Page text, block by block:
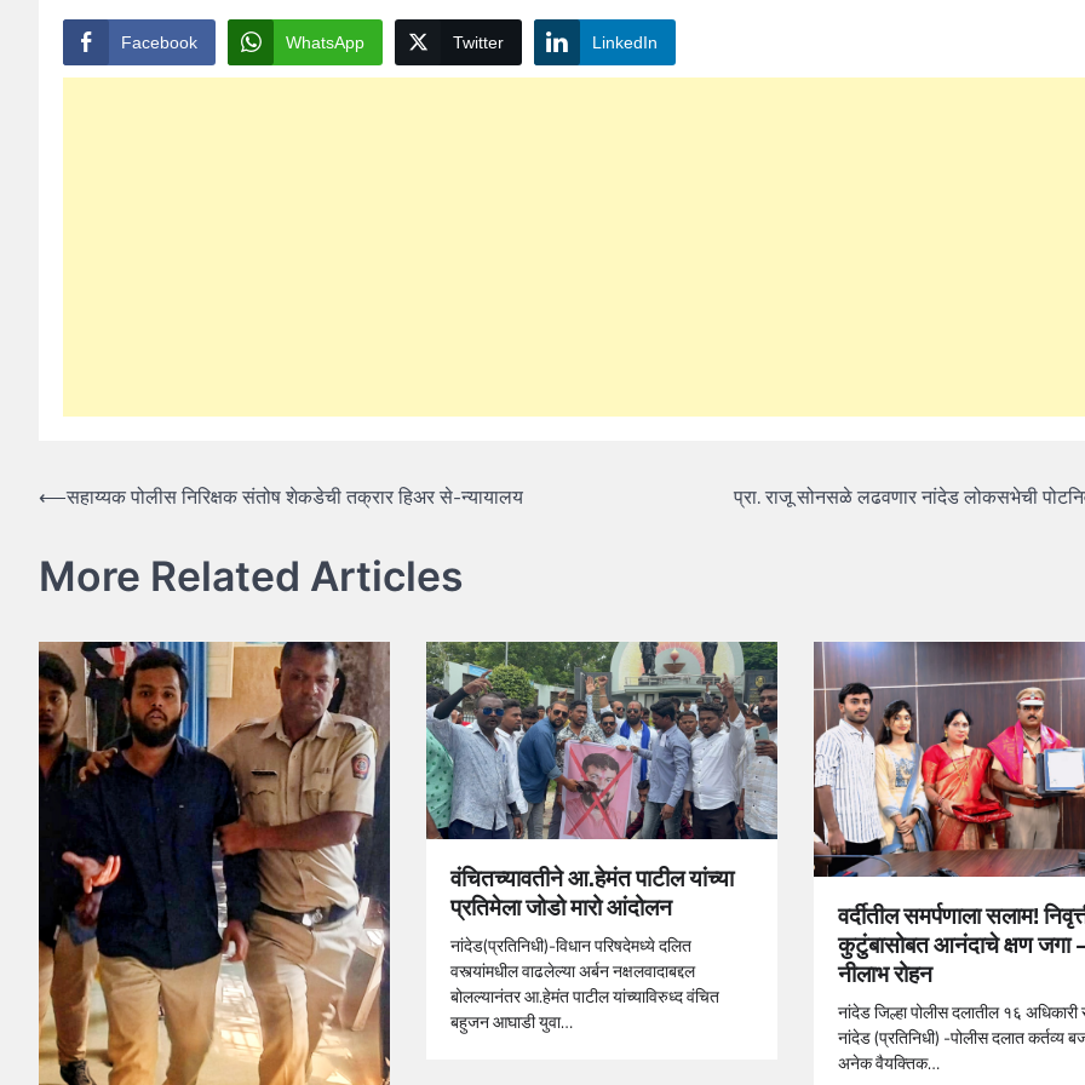
Facebook WhatsApp Twitter LinkedIn
Post
⟵सहाय्यक पोलीस निरिक्षक संतोष शेकडेची तक्रार हिअर से-न्यायालय प्रा. राजू सोनसळे लढवणार नांदेड लोकसभेची
More Related Articles
वंचितच्यावतीने आ.हेमंत पाटील यांच्या
प्रतिमेला जोडो मारो आंदोलन
नांदेड(प्रतिनिधी)-विधान परिषदेमध्ये दलित
वस्त्यांमधील वाढलेल्या अर्बन नक्षलवादाबद्दल
बोलल्यानंतर आ.हेमंत पाटील यांच्याविरुध्द वंचित
बहुजन आघाडी युवा…
वर्दीतील समर्पणाला सलाम!
कुटुंबासोबत आनंदाचे क्षण जगा
नीलाभ रोहन
नांदेड जिल्हा पोलीस दलातील १६ अधिकारी
नांदेड (प्रतिनिधी) -पोलीस दलात कर्तव्य
अनेक वैयक्तिक…